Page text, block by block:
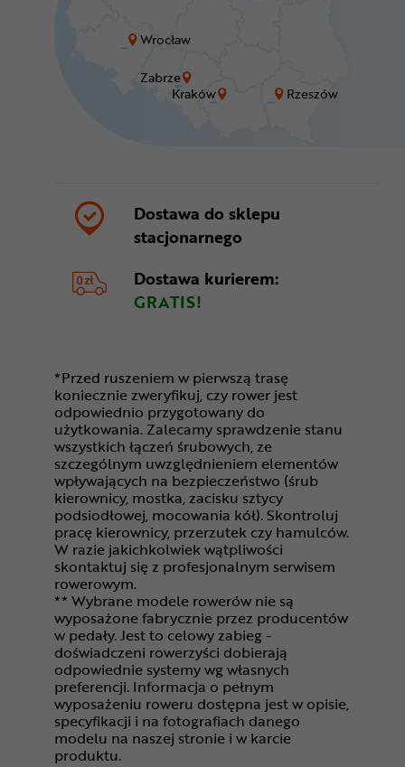
Kraków Rzeszów
Wrocław
Zabrze
Dostawa do sklepu
stacjonarnego
Dostawa kurierem:
GRATIS!
*Przed ruszeniem w pierwszą trasę
koniecznie zweryfikuj, czy rower jest
odpowiednio przygotowany do
użytkowania. Zalecamy sprawdzenie stanu
wszystkich łączeń śrubowych, ze
szczególnym uwzględnieniem elementów
wpływających na bezpieczeństwo (śrub
kierownicy, mostka, zacisku sztycy
podsiodłowej, mocowania kół). Skontroluj
pracę kierownicy, przerzutek czy hamulców.
W razie jakichkolwiek wątpliwości
skontaktuj się z profesjonalnym serwisem
rowerowym.
** Wybrane modele rowerów nie są
wyposażone fabrycznie przez producentów
w pedały. Jest to celowy zabieg -
doświadczeni rowerzyści dobierają
odpowiednie systemy wg własnych
preferencji. Informacja o pełnym
wyposażeniu roweru dostępna jest w opisie,
specyfikacji i na fotografiach danego
modelu na naszej stronie i w karcie
produktu.